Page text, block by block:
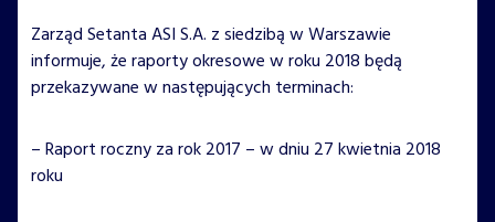
Zarząd Setanta ASI S.A. z siedzibą w Warszawie
informuje, że raporty okresowe w roku 2018 będą
przekazywane w następujących terminach:
– Raport roczny za rok 2017 – w dniu 27 kwietnia 2018
roku